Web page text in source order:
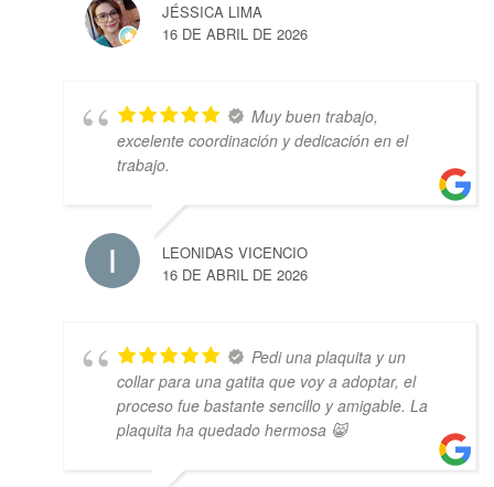
JÉSSICA LIMA
16 DE ABRIL DE 2026
Muy buen trabajo,
excelente coordinación y dedicación en el
trabajo.
LEONIDAS VICENCIO
16 DE ABRIL DE 2026
Pedi una plaquita y un
collar para una gatita que voy a adoptar, el
proceso fue bastante sencillo y amigable. La
plaquita ha quedado hermosa 😸